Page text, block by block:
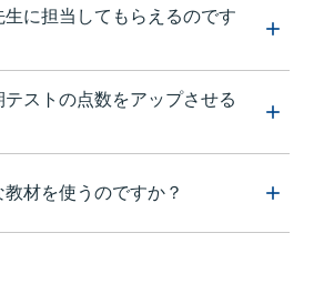
生に担当してもらえるのです
ストの点数をアップさせる
材を使うのですか？